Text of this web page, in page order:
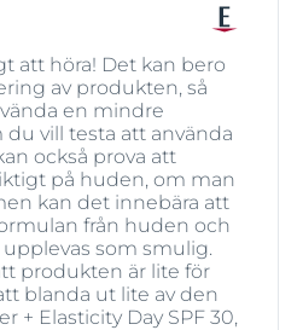
att höra! Det kan bero
av produkten, så
en mindre
vill testa att använda
också prova att
på huden, om man
kan det innebära att
från huden och
som smulig.
produkten är lite för
blanda ut lite av den
+ Elasticity Day SPF 30,